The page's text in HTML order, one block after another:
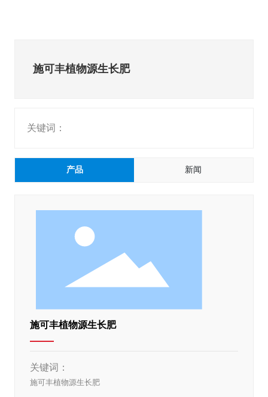
施可丰植物源生长肥
关键词：
产品 新闻
施可丰植物源生长肥
关键词：
施可丰植物源生长肥